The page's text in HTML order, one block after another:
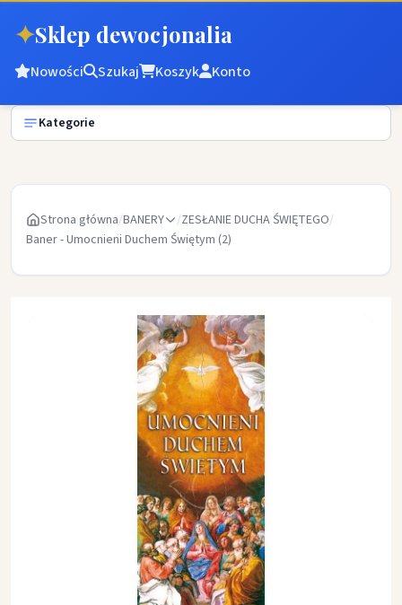
✦Sklep dewocjonalia
Nowości Szukaj Koszyk Konto
Kategorie
Strona główna/BANERY /ZESŁANIE DUCHA ŚWIĘTEGO/
Baner - Umocnieni Duchem Świętym (2)